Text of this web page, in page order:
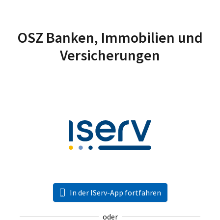
OSZ Banken, Immobilien und
Versicherungen
In der IServ-App fortfahren
oder